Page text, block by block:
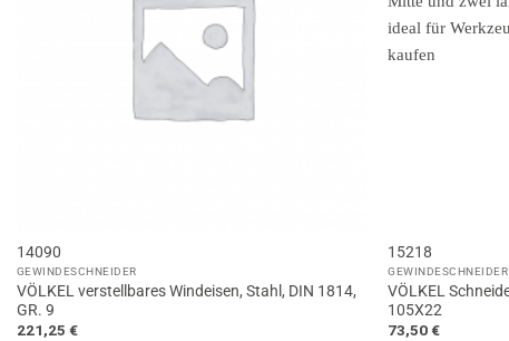
14090
GEWINDESCHNEIDER
VÖLKEL verstellbares Windeisen, Stahl, DIN 1814,
GR. 9
221,25 €
15218
GEWINDESCHNEIDER
VÖLKEL
105X22
73,50€